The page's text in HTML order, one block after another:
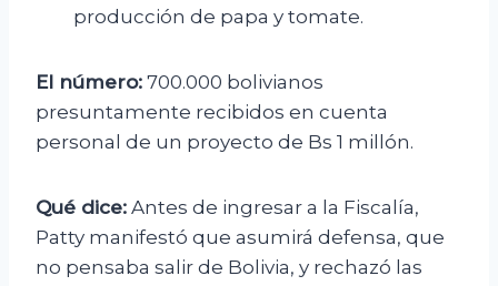
producción de papa y tomate.
El número: 700.000 bolivianos
presuntamente recibidos en cuenta
personal de un proyecto de Bs 1 millón.
Qué dice: Antes de ingresar a la Fiscalía,
Patty manifestó que asumirá defensa, que
no pensaba salir de Bolivia, y rechazó las